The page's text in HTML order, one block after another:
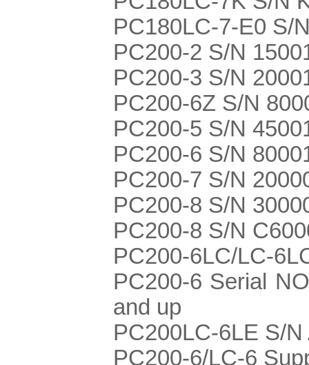
PC180LC-7-E0 S/
PC200-2 S/N
PC200-3 S/N
PC200-6Z S/N
PC200-5 S/N
PC200-6 S/N
PC200-7 S/N
PC200-8 S/N
PC200-8 S/N
PC200-6LC/LC-
PC200-6 Serial
and up
PC200LC-6LE S/
PC200-6/LC-6